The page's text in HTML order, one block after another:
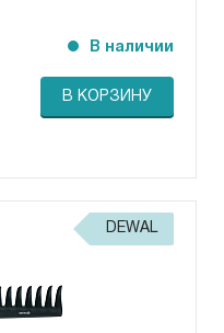
В наличии
В КОРЗИНУ
DEWAL